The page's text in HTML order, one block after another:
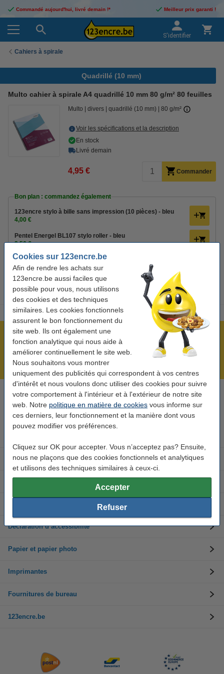
Cookies sur 123encre.be
Afin de rendre les achats sur
123encre.be aussi faciles que
possible pour vous, nous utilisons
des cookies et des techniques
similaires. Les cookies fonctionnels
assurent le bon fonctionnement du
site web. Ils ont également une
fonction analytique qui nous aide à
améliorer continuellement le site web.
Nous souhaitons vous montrer
uniquement des publicités qui correspondent à vos centres
d'intérêt et nous voulons donc utiliser des cookies pour suivre
votre comportement à l'intérieur et à l'extérieur de notre site
web. Notre politique en matière de cookies vous informe sur
ces derniers, leur fonctionnement et la manière dont vous
pouvez modifier vos préférences.
Cliquez sur OK pour accepter. Vous n’acceptez pas? Ensuite,
nous ne plaçons que des cookies fonctionnels et analytiques
et utilisons des techniques similaires à ceux-ci.
Accepter
Refuser
Commandé aujourd'hui, livré demain !* Meilleur prix garanti !
S'identifier
Cahiers à spirale
Quadrillé (10 mm)
Multo cahier à spirale A4 quadrillé 10 mm 80 g/m² 80 feuilles
Multo divers quadrillé (10 mm) 80 g/m²
Voir les spécifications et la description
En stock
Livré demain
4,95 € Commander
Bon plan : commandez également
123encre stylo à bille sans impression (10 pièces) - bleu
4,00 €
Pentel Energel BL107 stylo roller - bleu
2,50 €
123encre DR-D1 calculatrice de bureau
9,95 €
Plus de 5 millions de clients !
Commandé avant 22h00, livré demain !
Meilleur prix garanti !
Besoin d’aide ? Appelez-nous au +32 (0)9 39 64 123
Les jours ouvrés de 8h30 à 17h
Toners
Déclaration d’accessibilité
Papier et papier photo
Imprimantes
Fournitures de bureau
123encre.be